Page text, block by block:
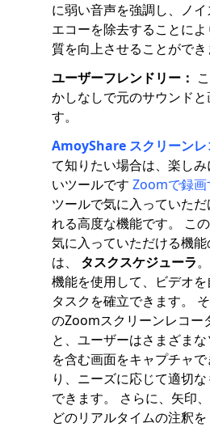
に弱い音声を強調し、ノ
エコーを除去することに
質を向上させることができ
ユーザーフレンドリー：
かしなしで元のサウンド
す。
AmoyShare スクリーンレ
て知りたい場合は、楽し
いツールです Zoomで録画
ツールで気に入っていた
れる高度な機能です。 こ
気に入っていただける機
は、 タスクスケジューラ
機能を使用して、ビデオ
タスクを確立できます。
のZoomスクリーンレコー
と、ユーザーはさまざま
を含む画面をキャプチャで
り、ニーズに応じて適切
できます。 さらに、矢印
どのリアルタイムの注釈